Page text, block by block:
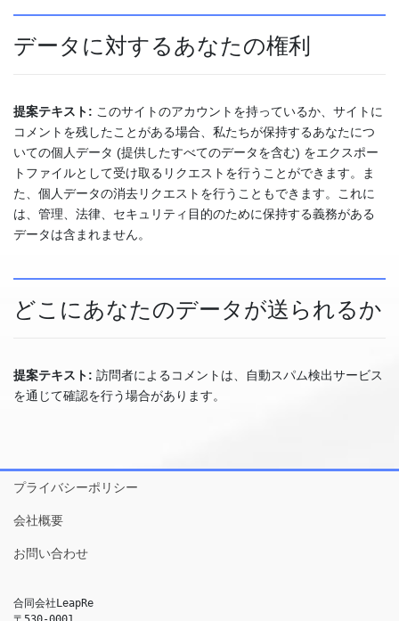
データに対するあなたの権利
提案テキスト: このサイトのアカウントを持っているか、サイトに
コメントを残したことがある場合、私たちが保持するあなたにつ
いての個人データ (提供したすべてのデータを含む) をエクスポー
トファイルとして受け取るリクエストを行うことができます。ま
た、個人データの消去リクエストを行うこともできます。これに
は、管理、法律、セキュリティ目的のために保持する義務がある
データは含まれません。
どこにあなたのデータが送られるか
提案テキスト: 訪問者によるコメントは、自動スパム検出サービス
を通じて確認を行う場合があります。
プライバシーポリシー
会社概要
お問い合わせ
合同会社LeapRe